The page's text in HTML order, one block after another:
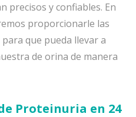
precisos y confiables. En
proporcionarle las
que pueda llevar a
de orina de manera
Proteinuria en 24